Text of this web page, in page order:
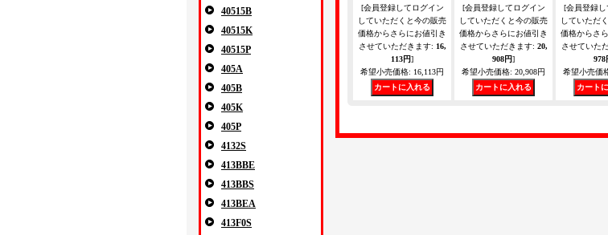
40515B
40515K
40515P
405A
405B
405K
405P
4132S
413BBE
413BBS
413BEA
413F0S
[会員登録してログイン
していただくと今の販売
価格からさらにお値引き
させていただきます: 16,
113円]
希望小売価格: 16,113円
[会員登録してログイン
していただくと今の販売
価格からさらにお値引き
させていただきます: 20,
908円]
希望小売価格: 20,908円
[会員登録し
していただ
価格からさ
させていた
978
希望小売価